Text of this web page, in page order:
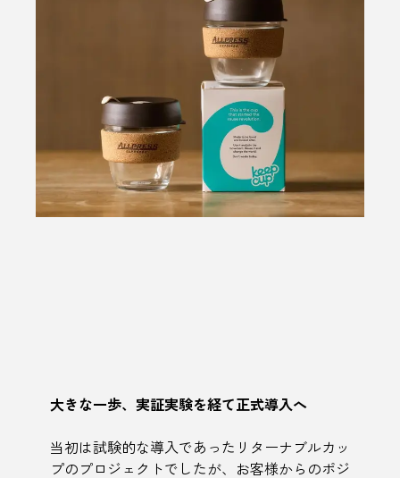
大きな一歩、実証実験を経て正式導入へ
当初は試験的な導入であったリターナブルカッ
プのプロジェクトでしたが、お客様からのポジ